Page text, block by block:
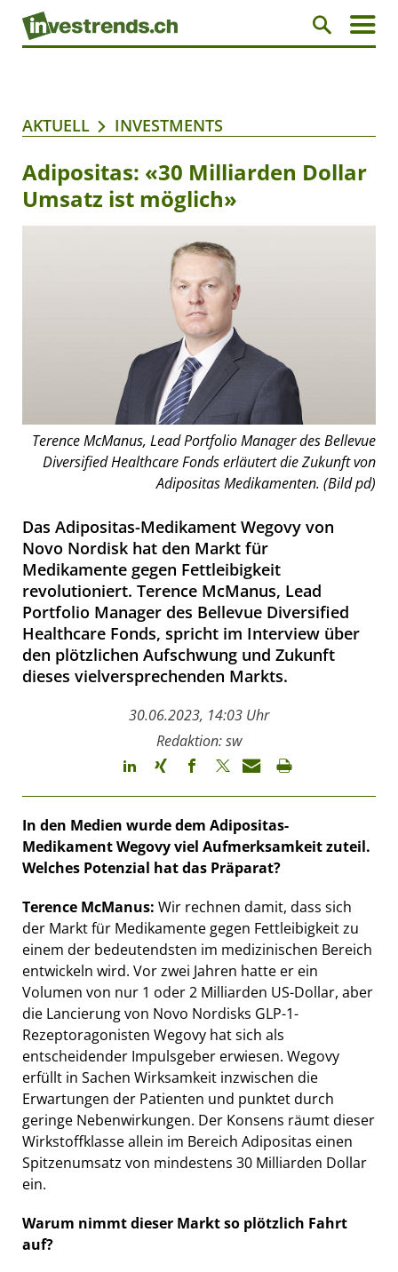
AKTUELL INVESTMENTS
Adipositas: «30 Milliarden Dollar
Umsatz ist möglich»
Terence McManus, Lead Portfolio Manager des Bellevue
Diversified Healthcare Fonds erläutert die Zukunft von
Adipositas Medikamenten. (Bild pd)
Das Adipositas-Medikament Wegovy von
Novo Nordisk hat den Markt für
Medikamente gegen Fettleibigkeit
revolutioniert. Terence McManus, Lead
Portfolio Manager des Bellevue Diversified
Healthcare Fonds, spricht im Interview über
den plötzlichen Aufschwung und Zukunft
dieses vielversprechenden Markts.
30.06.2023, 14:03 Uhr
Redaktion: sw
In den Medien wurde dem Adipositas-
Medikament Wegovy viel Aufmerksamkeit zuteil.
Welches Potenzial hat das Präparat?
Terence McManus: Wir rechnen damit, dass sich
der Markt für Medikamente gegen Fettleibigkeit zu
einem der bedeutendsten im medizinischen Bereich
entwickeln wird. Vor zwei Jahren hatte er ein
Volumen von nur 1 oder 2 Milliarden US-Dollar, aber
die Lancierung von Novo Nordisks GLP-1-
Rezeptoragonisten Wegovy hat sich als
entscheidender Impulsgeber erwiesen. Wegovy
erfüllt in Sachen Wirksamkeit inzwischen die
Erwartungen der Patienten und punktet durch
geringe Nebenwirkungen. Der Konsens räumt dieser
Wirkstoffklasse allein im Bereich Adipositas einen
Spitzenumsatz von mindestens 30 Milliarden Dollar
ein.
Warum nimmt dieser Markt so plötzlich Fahrt
auf?